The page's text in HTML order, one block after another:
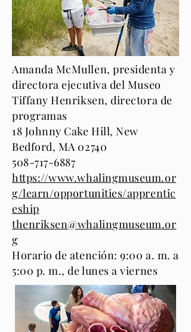
Amanda McMullen, presidenta y
directora ejecutiva del Museo
Tiffany Henriksen, directora de
programas
18 Johnny Cake Hill, New
Bedford, MA 02740
508-717-6887
https://www.whalingmuseum.or
g/learn/opportunities/apprentic
eship
thenriksen@whalingmuseum.or
g
Horario de atención: 9:00 a. m. a
5:00 p. m., de lunes a viernes